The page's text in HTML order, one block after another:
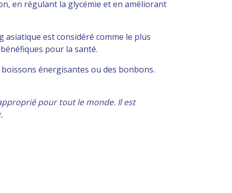
en régulant la glycémie et en améliorant
est considéré comme le plus
pour la santé.
énergisantes ou des bonbons.
pour tout le monde. Il est